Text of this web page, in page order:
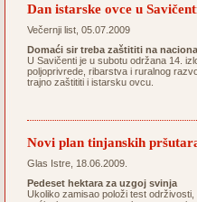
Dan istarske ovce u
Večernji list, 05.07.2009
Domaći sir treba zaštititi na
U Savičenti je u subotu održana 14.
poljoprivrede, ribarstva i ruralnog
trajno zaštititi i istarsku ovcu.
Novi plan tinjanskih
Glas Istre, 18.06.2009.
Pedeset hektara za uzgoj svinja
Ukoliko zamisao položi test